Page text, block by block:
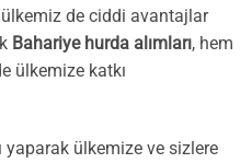
ülkemiz de ciddi avantajlar
Bahariye hurda alımları, hem
ülkemize katkı
yaparak ülkemize ve sizlere